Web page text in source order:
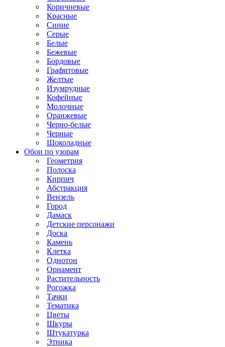
Коричневые
Красные
Синие
Серые
Белые
Бежевые
Бордовые
Графитовые
Желтые
Изумрудные
Кофейные
Молочные
Оранжевые
Черно-белые
Черные
Шоколадные
Обои по узорам
Геометрия
Полоска
Кирпич
Абстракция
Вензель
Город
Дамаск
Детские персонажи
Доска
Камень
Клетка
Однотон
Орнамент
Растительность
Рогожка
Тачки
Тематика
Цветы
Шкуры
Штукатурка
Этника